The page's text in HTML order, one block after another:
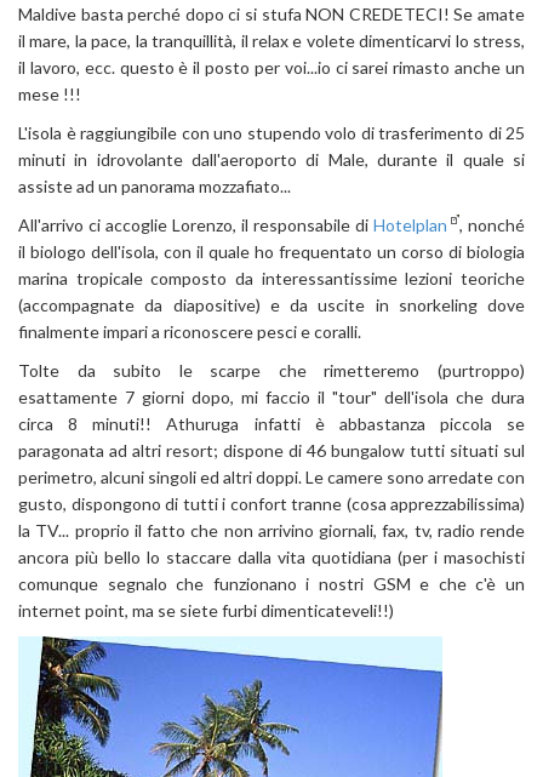
Maldive basta perché dopo ci si stufa NON CREDETECI! Se amate
il mare, la pace, la tranquillità, il relax e volete dimenticarvi lo stress,
il lavoro, ecc. questo è il posto per voi...io ci sarei rimasto anche un
mese !!!
L'isola è raggiungibile con uno stupendo volo di trasferimento di 25
minuti in idrovolante dall'aeroporto di Male, durante il quale si
assiste ad un panorama mozzafiato...
All'arrivo ci accoglie Lorenzo, il responsabile di Hotelplan
, nonché
il biologo dell'isola, con il quale ho frequentato un corso di biologia
marina tropicale composto da interessantissime lezioni teoriche
(accompagnate da diapositive) e da uscite in snorkeling dove
finalmente impari a riconoscere pesci e coralli.
Tolte da subito le scarpe che rimetteremo (purtroppo)
esattamente 7 giorni dopo, mi faccio il "tour" dell'isola che dura
circa 8 minuti!! Athuruga infatti è abbastanza piccola se
paragonata ad altri resort; dispone di 46 bungalow tutti situati sul
perimetro, alcuni singoli ed altri doppi. Le camere sono arredate con
gusto, dispongono di tutti i confort tranne (cosa apprezzabilissima)
la TV... proprio il fatto che non arrivino giornali, fax, tv, radio rende
ancora più bello lo staccare dalla vita quotidiana (per i masochisti
comunque segnalo che funzionano i nostri GSM e che c'è un
internet point, ma se siete furbi dimenticateveli!!)